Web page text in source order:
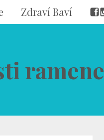
Zdraví Baví
ramene